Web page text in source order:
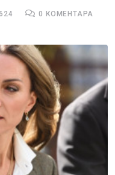
0 КОМЕНТАРА